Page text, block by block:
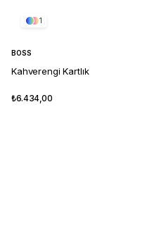
1
BOSS
Kahverengi Kartlık
₺6.434,00